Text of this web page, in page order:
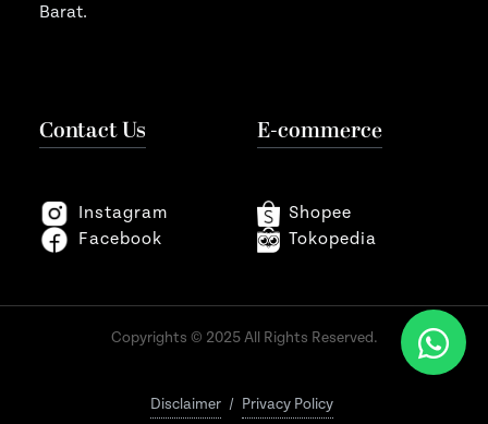
Barat.
Contact Us
Instagram
Facebook
E-commerce
Shopee
Tokopedia
Copyrights © 2025 All Rights Reserved.
Disclaimer / Privacy Policy